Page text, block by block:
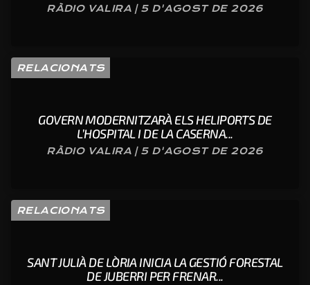
RÀDIO VALIRA | 5 D'AGOST DE 2026
RELACIONATS
GOVERN MODERNITZARÀ ELS HELIPORTS DE
L’HOSPITAL I DE LA CASERNA...
RÀDIO VALIRA | 5 D'AGOST DE 2026
RELACIONATS
SANT JULIÀ DE LÒRIA INICIA LA GESTIÓ FORESTAL
DE JUBERRI PER FRENAR...